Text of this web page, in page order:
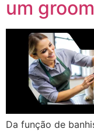
um
Da função de